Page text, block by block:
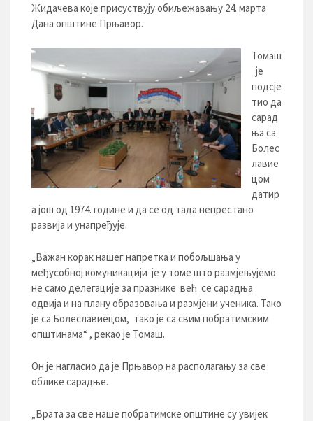
Жидачева које присуствују обиљежавању 24. марта
Дана општине Прњавор.
Томаш
је
подсје
тио да
сарад
ња са
Болес
лавие
цом
датир
а још од 1974. године и да се од тада непрестано
развија и унапређује.
„Важан корак нашег напретка и побољшања у
међусобној комуникацији је у томе што размјењујемо
не само делегације за празнике већ се сарадња
одвија и на плану образовања и размјени ученика. Тако
је са Болеславиецом, тако је са свим побратимским
општинама“ , рекао је Томаш.
Он је нагласио да је Прњавор на располагању за све
облике сарадње.
„Врата за све наше побратимске општине су увијек